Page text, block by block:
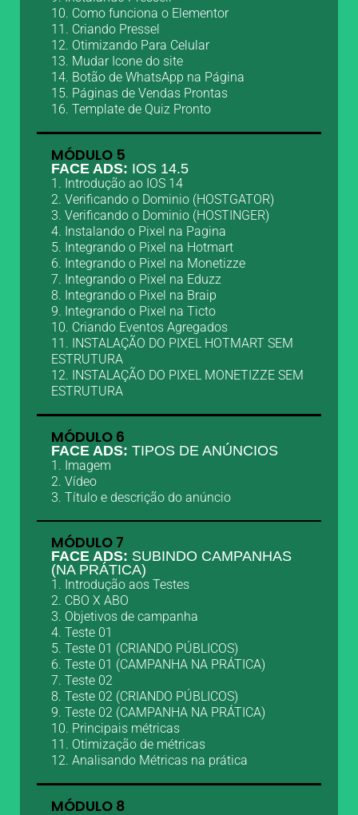
10. Como funciona o Elementor
11. Criando Pressel
12. Otimizando Para Celular
13. Mudar Icone do site
14. Botão de WhatsApp na Página
15. Páginas de Vendas Prontas
16. Template de Quiz Pronto
MÓDULO 5
FACE ADS: IOS 14.5
1. Introdução ao IOS 14
2. Verificando o Dominio (HOSTGATOR)
3. Verificando o Dominio (HOSTINGER)
4. Instalando o Pixel na Pagina
5. Integrando o Pixel na Hotmart
6. Integrando o Pixel na Monetizze
7. Integrando o Pixel na Eduzz
8. Integrando o Pixel na Braip
9. Integrando o Pixel na Ticto
10. Criando Eventos Agregados
11. INSTALAÇÃO DO PIXEL HOTMART SEM
ESTRUTURA
12. INSTALAÇÃO DO PIXEL MONETIZZE SEM
ESTRUTURA
MÓDULO 6
FACE ADS:TIPOS DE ANÚNCIOS
1. Imagem
2. Vídeo
3. Título e descrição do anúncio
MÓDULO 7
FACE ADS: SUBINDO CAMPANHAS
(NA PRÁTICA)
1. Introdução aos Testes
2. CBO X ABO
3. Objetivos de campanha
4. Teste 01
5. Teste 01 (CRIANDO PÚBLICOS)
6. Teste 01 (CAMPANHA NA PRÁTICA)
7. Teste 02
8. Teste 02 (CRIANDO PÚBLICOS)
9. Teste 02 (CAMPANHA NA PRÁTICA)
10. Principais métricas
11. Otimização de métricas
12. Analisando Métricas na prática
MÓDULO 8